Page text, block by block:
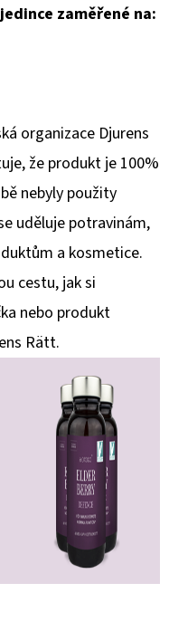
zaměřené na:
organizace Djurens
že produkt je 100%
nebyly použity
uděluje potravinám,
a kosmetice.
cestu, jak si
nebo produkt
Rätt.